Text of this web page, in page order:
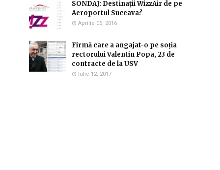
SONDAJ: Destinaţii WizzAir de pe
Aeroportul Suceava?
Aprilie 05, 2016
Firmă care a angajat-o pe soția
rectorului Valentin Popa, 23 de
contracte de la USV
Iulie 12, 2017